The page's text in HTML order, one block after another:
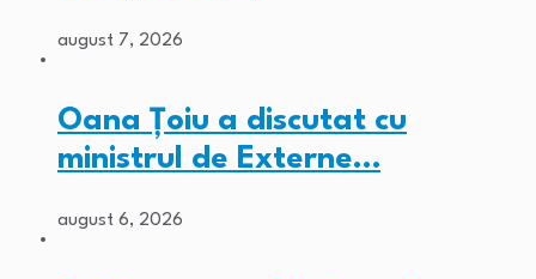
august 7, 2026
Oana Țoiu a discutat cu
ministrul de Externe…
august 6, 2026